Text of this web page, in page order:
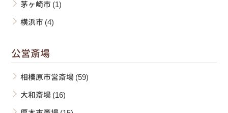
茅ヶ崎市 (1)
横浜市 (4)
公営斎場
相模原市営斎場(59)
大和斎場(16)